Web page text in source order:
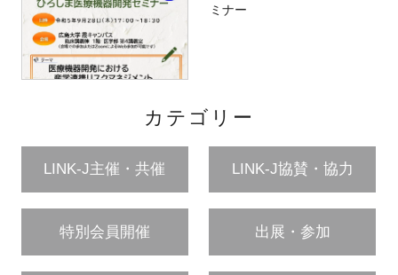
ミナー
カテゴリー
LINK-J主催・共催 LINK-J協賛・協力
特別会員開催 出展・参加